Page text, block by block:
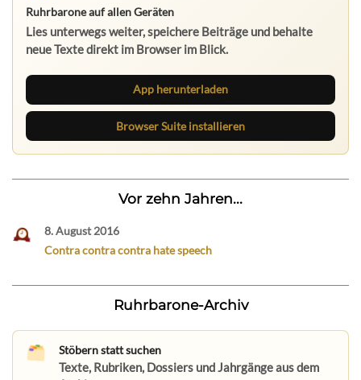
Ruhrbarone auf allen Geräten
Lies unterwegs weiter, speichere Beiträge und behalte
neue Texte direkt im Browser im Blick.
App herunterladen
Browser Suite installieren
Vor zehn Jahren...
8. August 2016
Contra contra contra hate speech
Ruhrbarone-Archiv
Stöbern statt suchen
Texte, Rubriken, Dossiers und Jahrgänge aus dem